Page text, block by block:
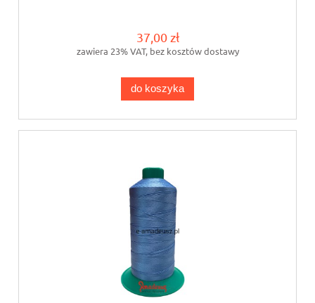
37,00 zł
zawiera 23% VAT, bez kosztów dostawy
do koszyka